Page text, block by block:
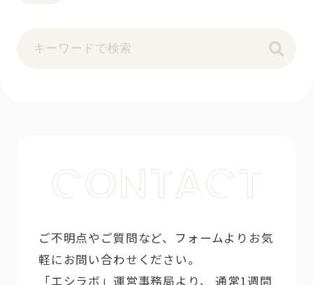
ご不明点やご質問など、フォームよりお気
軽にお問い合わせください。
「エシラボ」運営事務局より、 通常1週間